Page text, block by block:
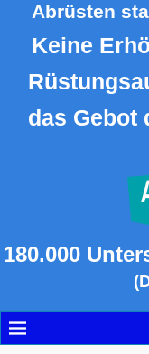
Abrüsten
Keine
das Gebot
180.000